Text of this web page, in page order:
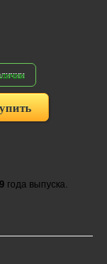
года выпуска.